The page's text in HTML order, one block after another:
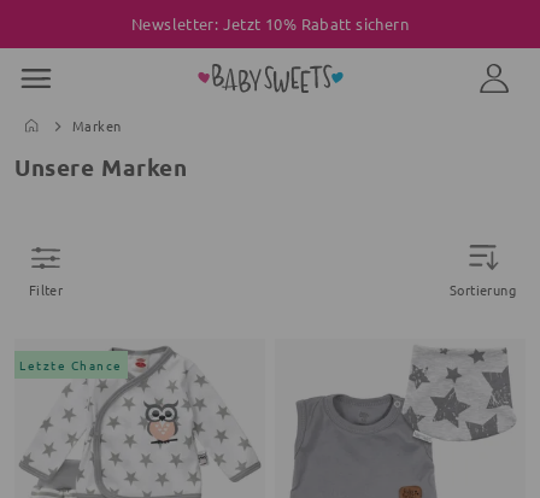
Newsletter: Jetzt 10% Rabatt sichern
Marken
Unsere Marken
Filter Sortierung
Letzte Chance